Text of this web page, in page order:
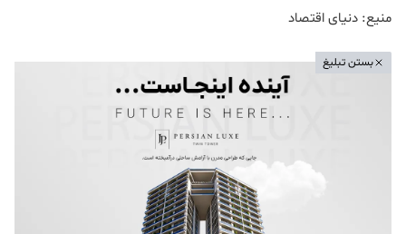
منیع: دنیای اقتصاد
بستن تبلیغ